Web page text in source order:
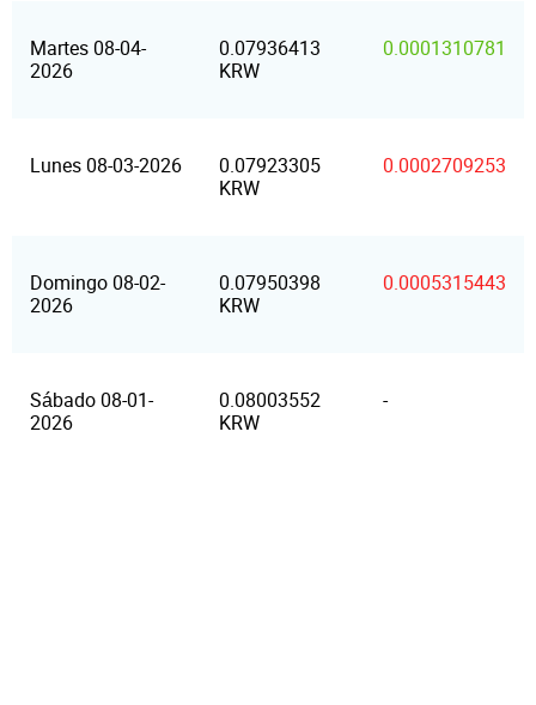
Martes 08-04-
2026
0.07936413
KRW
0.0001310781
Lunes 08-03-2026
0.07923305
KRW
0.0002709253
Domingo 08-02-
2026
0.07950398
KRW
0.0005315443
Sábado 08-01-
2026
0.08003552
KRW
-